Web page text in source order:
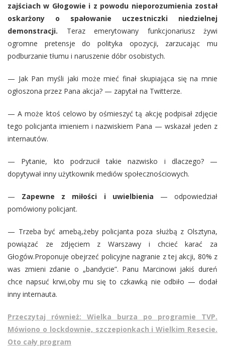
zajściach w Głogowie i z powodu nieporozumienia został
oskarżony o spałowanie uczestniczki niedzielnej
demonstracji. Teraz emerytowany funkcjonariusz żywi
ogromne pretensje do polityka opozycji, zarzucając mu
podburzanie tłumu i naruszenie dóbr osobistych.
— Jak Pan myśli jaki może mieć finał skupiająca się na mnie
ogłoszona przez Pana akcja? — zapytał na Twitterze.
— A może ktoś celowo by ośmieszyć tą akcję podpisał zdjęcie
tego policjanta imieniem i nazwiskiem Pana — wskazał jeden z
internautów.
— Pytanie, kto podrzucił takie nazwisko i dlaczego? —
dopytywał inny użytkownik mediów społecznościowych.
— Zapewne z miłości i uwielbienia — odpowiedział
pomówiony policjant.
— Trzeba być amebą,żeby policjanta poza służbą z Olsztyna,
powiązać ze zdjęciem z Warszawy i chcieć karać za
Głogów.Proponuje obejrzeć policyjne nagranie z tej akcji, 80% z
was zmieni zdanie o „bandycie”. Panu Marcinowi jakiś dureń
chce napsuć krwi,oby mu się to czkawką nie odbiło — dodał
inny internauta.
Przeczytaj również: Wielka burza po programie TVP.
Mówiono o lockdownie, szczepionkach i Wielkim Resecie.
Oto cały program